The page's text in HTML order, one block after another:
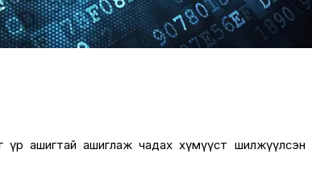
үр ашигтай ашиглаж чадах хүмүүст шилжүүлсэн